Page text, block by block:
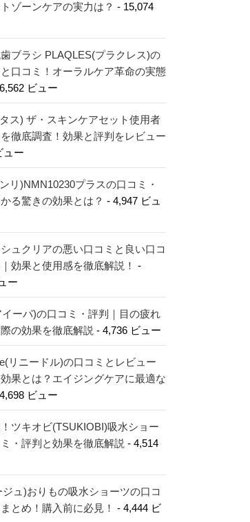
ゾーンケアの実力は？ - 15,074
ブラシ PLAQLES(プラクレス)の
口コミ！オーラルケア革命の実態
ビュー
ス) ザ・スキンケアセット使用者
徹底調査！効果と評判をレビュー
ュー
リ)NMN10230プラスの口コミ・
る驚きの効果とは？ - 4,947 ビュ
ュクリアの悪い口コミと良い口コ
効果と使用感を徹底解説！ -
ー
イーパ)の口コミ・評判｜目の疲れ
の効果を徹底解説 - 4,736 ビュー
リニードル)の口コミとレビュー
果とは？エイジングケアに最適な
ビュー
ツキオビ(TSUKIOBI)吸水ショー
・評判と効果を徹底解説 - 4,514
ジュ)おりもの吸水ショーツの口コ
とめ！購入前に必見！ - 4,444 ビ